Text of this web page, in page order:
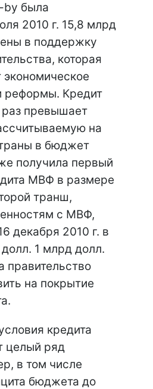
by была
2010 г. 15,8 млрд
в поддержку
которая
реформы. Кредит
превышает
на
в бюджет
получила первый
МВФ в размере
транш,
с МВФ,
декабря 2010 г. в
1 млрд долл.
правительство
на покрытие
кредита
целый ряд
в том числе
бюджета до